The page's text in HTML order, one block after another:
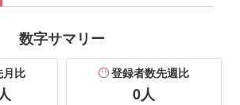
数字サマリー
月比 登録者数先週比
0人